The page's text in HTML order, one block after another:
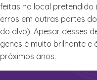
feitas no local pretendido
erros em outras partes
do alvo). Apesar desses
genes é muito brilhante e
próximos anos.